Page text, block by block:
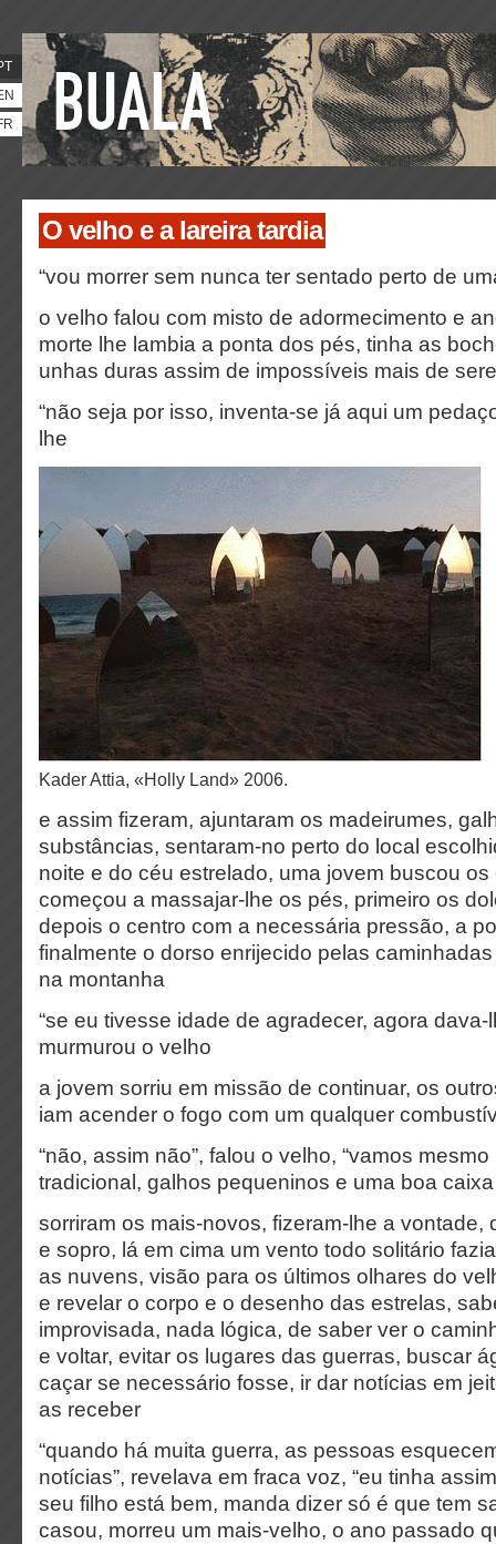
O velho e a lareira tardia
“vou morrer sem nunca ter sentado perto de
o velho falou com misto de adormecimento e
morte lhe lambia a ponta dos pés, tinha as
unhas duras assim de impossíveis mais de
“não seja por isso, inventa-se já aqui um
lhe
Kader Attia, «Holly Land» 2006.
e assim fizeram, ajuntaram os madeirumes,
substâncias, sentaram-no perto do local
noite e do céu estrelado, uma jovem buscou
começou a massajar-lhe os pés, primeiro os
depois o centro com a necessária pressão, a
finalmente o dorso enrijecido pelas
na montanha
“se eu tivesse idade de agradecer, agora
murmurou o velho
a jovem sorriu em missão de continuar, os
iam acender o fogo com um qualquer
“não, assim não”, falou o velho, “vamos
tradicional, galhos pequeninos e uma boa caixa
sorriram os mais-novos, fizeram-lhe a vontade,
e sopro, lá em cima um vento todo solitário
as nuvens, visão para os últimos olhares do
e revelar o corpo e o desenho das estrelas,
improvisada, nada lógica, de saber ver o
e voltar, evitar os lugares das guerras, buscar
caçar se necessário fosse, ir dar notícias em
as receber
“quando há muita guerra, as pessoas
notícias”, revelava em fraca voz, “eu tinha
seu filho está bem, manda dizer só é que tem
casou, morreu um mais-velho, o ano passado